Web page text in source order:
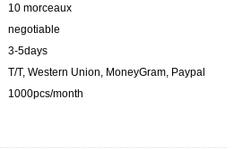
10 morceaux
negotiable
3-5days
T/T, Western Union, MoneyGram, Paypal
1000pcs/month